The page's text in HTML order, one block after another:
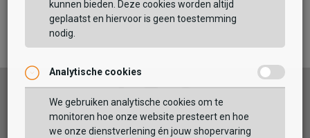
TOEVOEGEN AAN WINKELTAS
GEBRUIK MIJN LOCATIE
Zoek op postcode of gebruik jouw locatie om de
BEKIJK WINKELTAS
Vaak samen gekocht met
kunnen bieden. Deze cookies worden altijd
geplaatst en hiervoor is geen toestemming
nodig.
Analytische cookies
We gebruiken analytische cookies om te
monitoren hoe onze website presteert en hoe
we onze dienstverlening én jouw shopervaring